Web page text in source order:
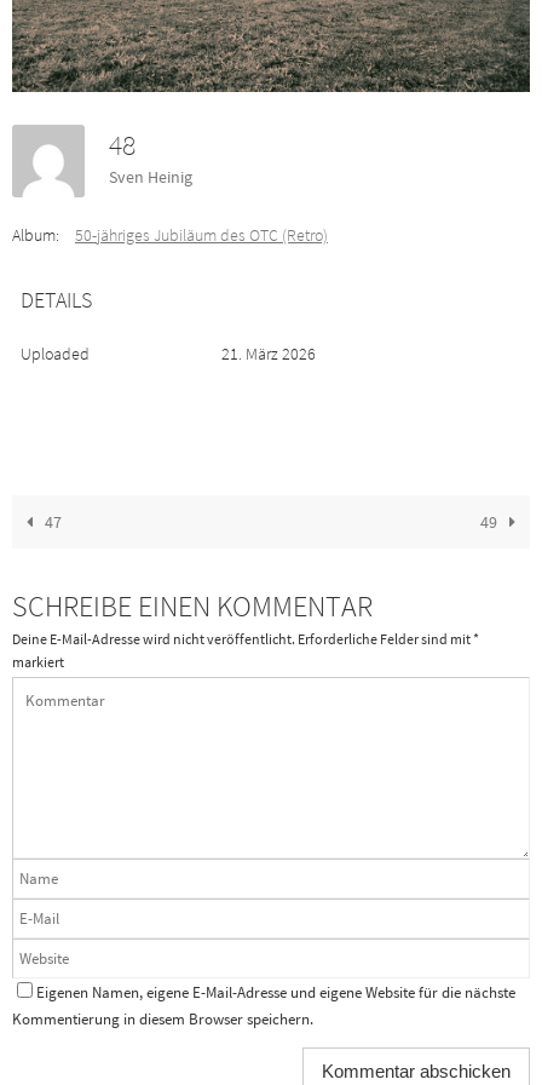
48
Sven Heinig
Album: 50-jähriges Jubiläum des OTC (Retro)
DETAILS
Uploaded 21. März 2026
47 49
SCHREIBE EINEN KOMMENTAR
Deine E-Mail-Adresse wird nicht veröffentlicht. Erforderliche Felder sind mit*
markiert
Eigenen Namen, eigene E-Mail-Adresse und eigene Website für die nächste
Kommentierung in diesem Browser speichern.